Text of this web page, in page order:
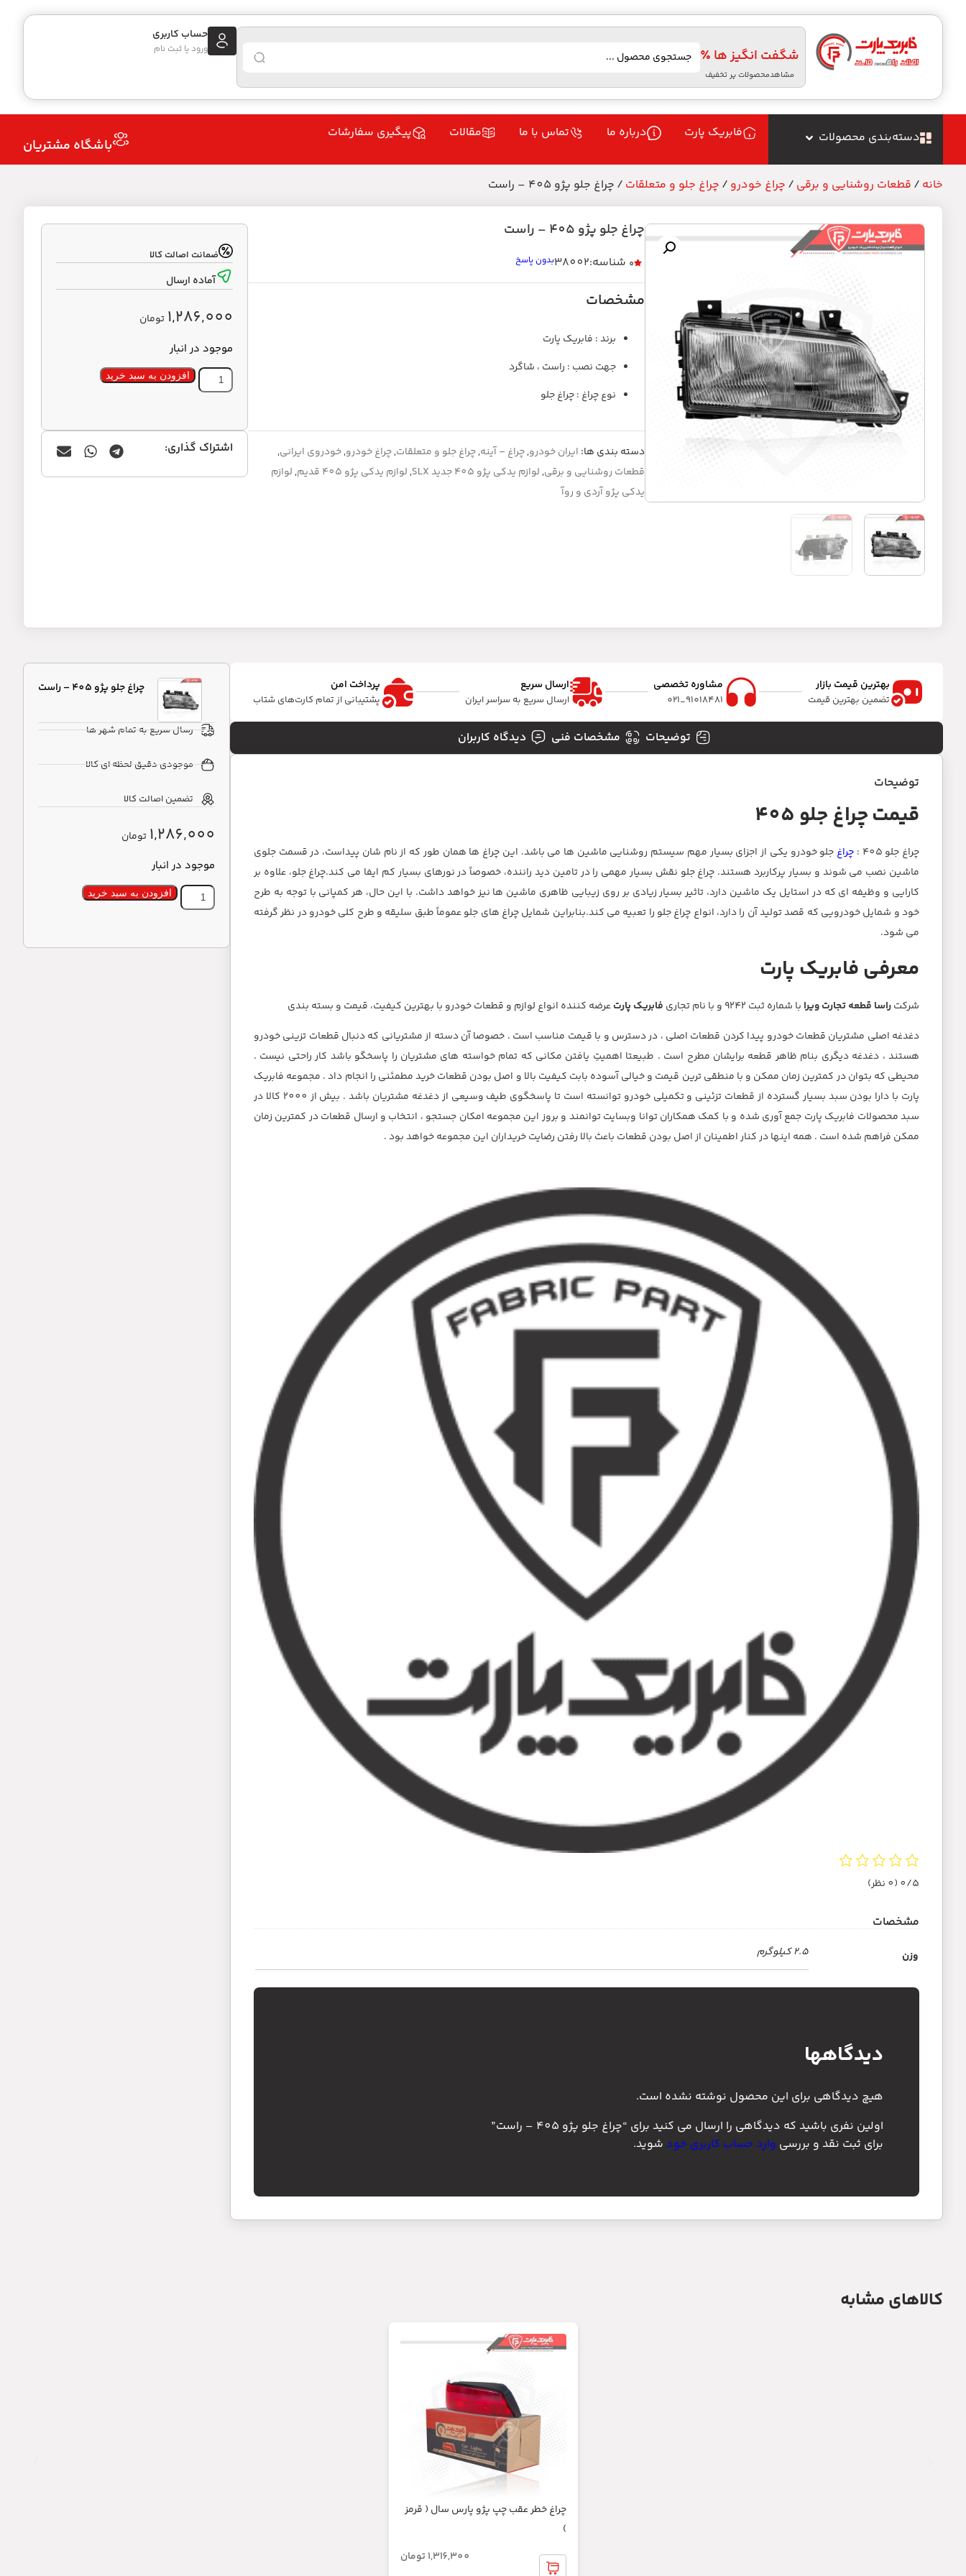
شگفت انگیز ها ٪
مشاهدمحصولات پر تخفیف
حساب کاربری
ورود یا ثبت نام
دسته‌بندی محصولات فابریک پارت درباره ما تماس با ما مقالات پیگیری سفارشات
باشگاه مشتریان
خانه / قطعات روشنایی و برقی / چراغ خودرو / چراغ جلو و متعلقات / چراغ جلو پژو 405 – راست
چراغ جلو پژو 405 – راست
0 شناسه:38002 بدون پاسخ
مشخصات
برند : فابریک پارت
جهت نصب : راست ، شاگرد
نوع چراغ : چراغ جلو
دسته بندی ها: ایران خودرو,چراغ – آینه,چراغ جلو و متعلقات,چراغ خودرو,خودروی ایرانی,
قطعات روشنایی و برقی,لوازم یدکی پژو 405 جدید SLX ,لوازم یدکی پژو 405 قدیم ,لوازم
یدکی پژو آردی و روآ
ضمانت اصالت کالا
آماده ارسال
1,286,000 تومان
موجود در انبار
افزودن به سبد خرید
اشتراک گذاری:
بهترین قیمت بازار
تضمین بهترین قیمت
مشاوره تخصصی
91018481_021
ارسال سریع
ارسال سریع به سراسر ایران
پرداخت امن
پشتیبانی از تمام کارت‌های شتاب
توضیحات مشخصات فنی دیدگاه کاربران
توضیحات
قیمت چراغ جلو 405
چراغ جلو 405 : چراغ جلو خودرو یکی از اجزای بسیار مهم سیستم روشنایی ماشین ها می باشد. این چراغ ها همان طور که از نام شان پیداست، در قسمت جلوی
ماشین نصب می شوند و بسیار پرکاربرد هستند. چراغ جلو نقش بسیار مهمی را در تامین دید راننده، خصوصاً در نورهای بسیار کم ایفا می کند.چراغ جلو، علاوه بر
کارایی و وظیفه ای که در استایل یک ماشین دارد، تاثیر بسیار زیادی بر روی زیبایی ظاهری ماشین ها نیز خواهد داشت. با این حال، هر کمپانی با توجه به طرح
خود و شمایل خودرویی که قصد تولید آن را دارد، انواع چراغ جلو را تعبیه می کند.بنابراین شمایل چراغ های جلو عموماً طبق سلیقه و طرح کلی خودرو در نظر گرفته
می شود.
معرفی فابریک پارت
شرکتراسا قطعه تجارت ويرا با شماره ثبت 9242 و با نام تجاری فابریک پارتعرضه کننده انواع لوازم و قطعات خودرو با بهترین کیفیت، قیمت و بسته بندی
دغدغه اصلی مشتریان قطعات خودرو پیدا کردن قطعات اصلی ، در دسترس و با قیمت مناسب است . خصوصا آن دسته از مشتریانی که دنبال قطعات تزینی خودرو
هستند ، دغدغه دیگری بنام ظاهر قطعه برایشان مطرح است . طبیعتا اهمیتِ یافتن مکانی که تمام خواسته های مشتریان را پاسخگو باشد کار راحتی نیست .
محیطی که بتوان در کمترین زمان ممکن و با منطقی ترین قیمت و خیالی آسوده بابت کیفیت بالا و اصل بودن قطعات خرید مطمئنی را انجام داد . مجموعه فابریک
پارت با دارا بودن سبد بسیار گسترده از قطعات تزئینی و تکمیلی خودرو توانسته است تا پاسخگوی طیف وسیعی از دغدغه مشتریان باشد . بیش از 2000 کالا در
سبد محصولات فابریک پارت جمع آوری شده و با کمک همکاران توانا وبسایت توانمند و بروز این مجموعه امکان جستجو ، انتخاب و ارسال قطعات در کمترین زمان
ممکن فراهم شده است . همه اینها در کنار اطمینان از اصل بودن قطعات باعث بالا رفتن رضایت خریداران این مجموعه خواهد بود .
0/5 (0 نظر)
مشخصات
وزن 2.5 کیلوگرم
دیدگاهها
هیچ دیدگاهی برای این محصول نوشته نشده است.
اولین نفری باشید که دیدگاهی را ارسال می کنید برای “چراغ جلو پژو 405 – راست”
برای ثبت نقد و بررسی وارد حساب کاربری خود شوید.
چراغ جلو پژو 405 – راست
رسال سریع به تمام شهر ها
موجودی دقیق لحظه ای کالا
تضمین اصالت کالا
1,286,000 تومان
موجود در انبار
افزودن به سبد خرید
کالاهای مشابه
چراغ خطر عقب چپ پژو پارس سال ( قرمز
)
1,316,300 تومان